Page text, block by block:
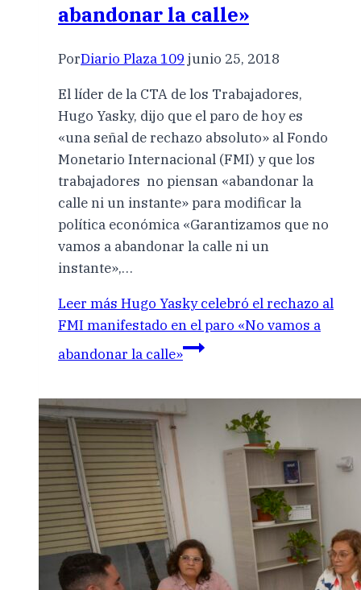
abandonar la calle»
PorDiario Plaza 109 junio 25, 2018
El líder de la CTA de los Trabajadores,
Hugo Yasky, dijo que el paro de hoy es
«una señal de rechazo absoluto» al Fondo
Monetario Internacional (FMI) y que los
trabajadores no piensan «abandonar la
calle ni un instante» para modificar la
política económica «Garantizamos que no
vamos a abandonar la calle ni un
instante»,…
Leer más Hugo Yasky celebró el rechazo al
FMI manifestado en el paro «No vamos a
abandonar la calle»